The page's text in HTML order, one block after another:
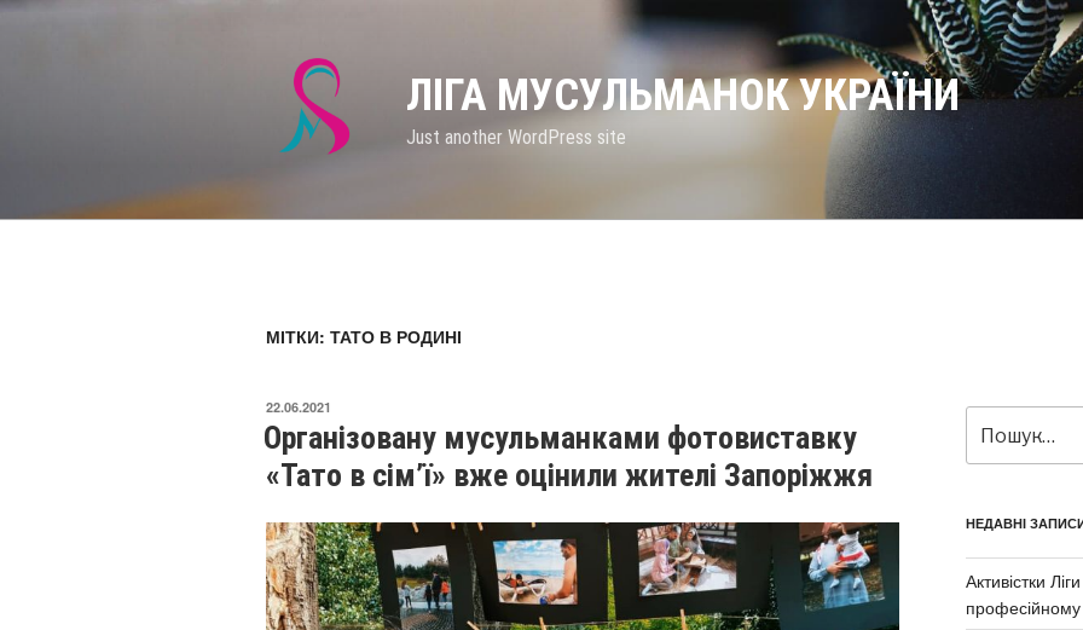
Перейти
ЛІГА МУСУЛЬМАНОК УКРАЇНИ
Just another WordPress site
МІТКИ: ТАТО В РОДИНІ
ОПУБЛІКОВАНО
22.06.2021
Організовану мусульманками фотовиставку
«Тато в сім’ї» вже оцінили жителі Запоріжжя
за
запитом:
НЕДАВНІ
Активістки